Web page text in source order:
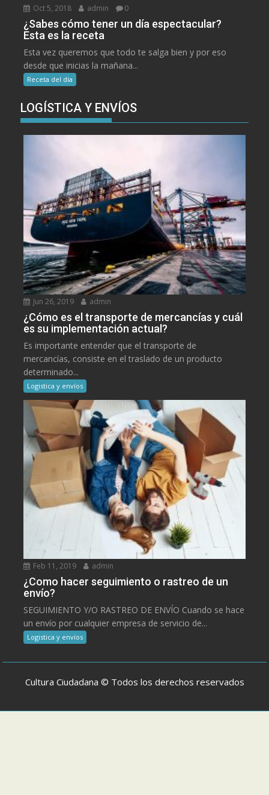
Oct 5, 2018 admin 0
¿Sabes cómo tener un día espectacular?
Esta es la receta
Esta vez queremos que todo te salga bien y por eso
desde que inicias la mañana...
Receta del día
LOGÍSTICA Y ENVÍOS
Jun 26, 2019 admin
¿Cómo es el transporte de mercancías y cuál
es su implementación actual?
Es importante entender que el transporte de
mercancías, consiste en el traslado de un producto
determinado...
Logistica y envíos
Feb 11, 2019 admin
¿Como hacer seguimiento o rastreo de un
envío?
SEGUIMIENTO Y/O RASTREO DE ENVÍO Cuando se hace
un envío por cualquier empresa de servicio de...
Logistica y envíos
Cultura Ciudadana © Todos los derechos reservados